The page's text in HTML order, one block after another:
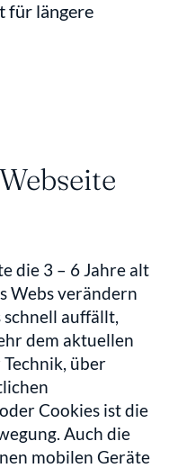
für längere
die 3 – 6 Jahre alt
Webs verändern
schnell auffällt,
dem aktuellen
über
Cookies ist die
Auch die
mobilen Geräte